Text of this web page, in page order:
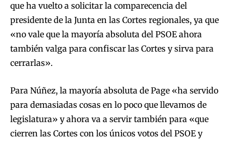
que ha vuelto a solicitar la comparecencia del
presidente de la Junta en las Cortes regionales, ya que
«no vale que la mayoría absoluta del PSOE ahora
también valga para confiscar las Cortes y sirva para
cerrarlas».
Para Núñez, la mayoría absoluta de Page «ha servido
para demasiadas cosas en lo poco que llevamos de
legislatura» y ahora va a servir también para «que
cierren las Cortes con los únicos votos del PSOE y